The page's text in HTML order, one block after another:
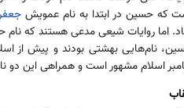
که حسین در ابتدا به نام عمویش
اما روایات شیعی مدعی هستند که
نام‌هایی بهشتی بودند و پیش از
اسلام مشهور است و همراهی این